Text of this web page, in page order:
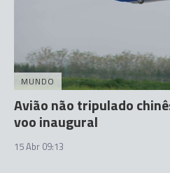
MUNDO
Avião não tripulado
voo inaugural
15 Abr 09:13